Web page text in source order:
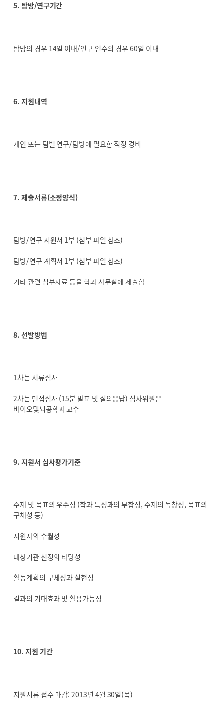
5. 탐방/연구기간
탐방의 경우 14일 이내/연구 연수의 경우 60일 이내
6. 지원내역
개인 또는 팀별 연구/탐방에 필요한 적정 경비
7. 제출서류(소정양식)
탐방/연구 지원서 1부 (첨부 파일 참조)
탐방/연구 계획서 1부 (첨부 파일 참조)
기타 관련 첨부자료 등을 학과 사무실에 제출함
8. 선발방법
1차는 서류심사
2차는 면접심사 (15분 발표 및 질의응답) 심사위원은
바이오및뇌공학과 교수
9. 지원서 심사평가기준
주제 및 목표의 우수성 (학과 특성과의 부합성, 주제의 독창성, 목표의
구체성 등)
지원자의 수월성
대상기관 선정의 타당성
활동계획의 구체성과 실현성
결과의 기대효과 및 활용가능성
10. 지원 기간
지원서류 접수 마감: 2013년 4월 30일(목)